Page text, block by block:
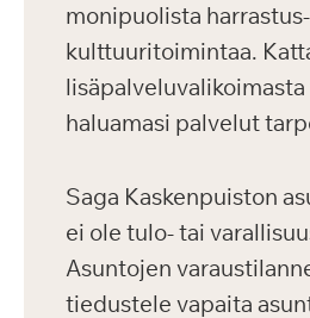
monipuolista
kulttuuritoimintaa.
haluamasi palvelut
Saga Kaskenpuiston
ei ole tulo- tai
Asuntojen
tiedustele vapaita